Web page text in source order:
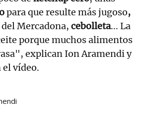
para que resulte más jugoso,
del Mercadona, cebolleta... La
porque muchos alimentos
explican Ion Aramendi y
el vídeo.